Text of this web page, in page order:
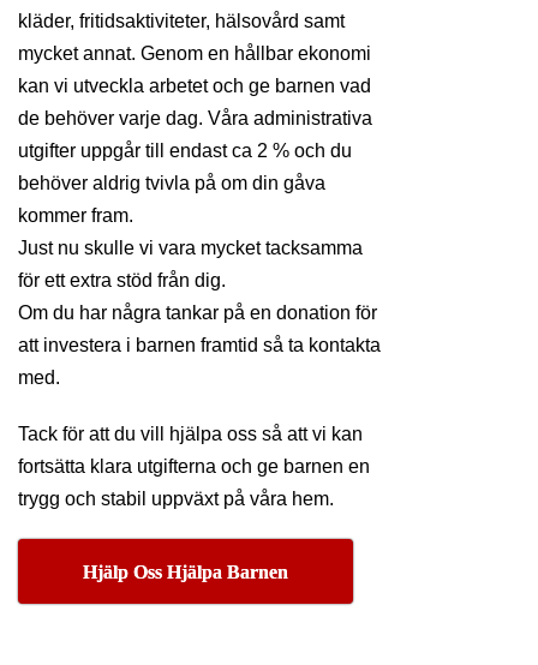
kläder, fritidsaktiviteter, hälsovård samt
mycket annat. Genom en hållbar ekonomi
kan vi utveckla arbetet och ge barnen vad
de behöver varje dag. Våra administrativa
utgifter uppgår till endast ca 2 % och du
behöver aldrig tvivla på om din gåva
kommer fram.
Just nu skulle vi vara mycket tacksamma
för ett extra stöd från dig.
Om du har några tankar på en donation för
att investera i barnen framtid så ta kontakta
med.
Tack för att du vill hjälpa oss så att vi kan
fortsätta klara utgifterna och ge barnen en
trygg och stabil uppväxt på våra hem.
Hjälp Oss Hjälpa Barnen